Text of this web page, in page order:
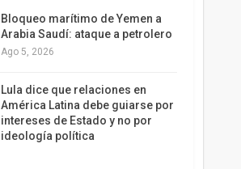
Bloqueo marítimo de Yemen a
Arabia Saudí: ataque a petrolero
Ago 5, 2026
Lula dice que relaciones en
América Latina debe guiarse por
intereses de Estado y no por
ideología política